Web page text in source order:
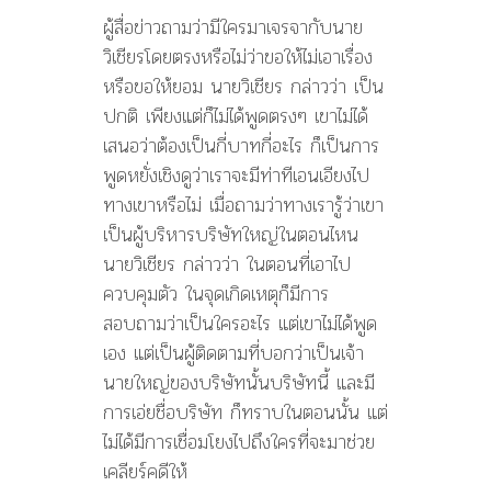
ผู้สื่อข่าวถามว่ามีใครมาเจรจากับนาย
วิเชียรโดยตรงหรือไม่ว่าขอให้ไม่เอาเรื่อง
หรือขอให้ยอม นายวิเชียร กล่าวว่า เป็น
ปกติ เพียงแต่ก็ไม่ได้พูดตรงๆ เขาไม่ได้
เสนอว่าต้องเป็นกี่บาทกี่อะไร ก็เป็นการ
พูดหยั่งเชิงดูว่าเราจะมีท่าทีเอนเอียงไป
ทางเขาหรือไม่ เมื่อถามว่าทางเรารู้ว่าเขา
เป็นผู้บริหารบริษัทใหญ่ในตอนไหน
นายวิเชียร กล่าวว่า ในตอนที่เอาไป
ควบคุมตัว ในจุดเกิดเหตุก็มีการ
สอบถามว่าเป็นใครอะไร แต่เขาไม่ได้พูด
เอง แต่เป็นผู้ติดตามที่บอกว่าเป็นเจ้า
นายใหญ่ของบริษัทนั้นบริษัทนี้ และมี
การเอ่ยชื่อบริษัท ก็ทราบในตอนนั้น แต่
ไม่ได้มีการเชื่อมโยงไปถึงใครที่จะมาช่วย
เคลียร์คดีให้